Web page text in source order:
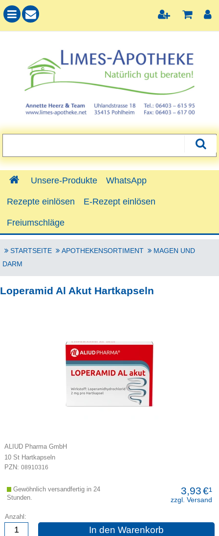
Unsere-Produkte WhatsApp
Rezepte einlösen E-Rezept einlösen
Freiumschläge
STARTSEITE APOTHEKENSORTIMENT
MAGEN UND
DARM
Loperamid Al Akut Hartkapseln
ALIUD Pharma GmbH
10 St Hartkapseln
PZN: 08910316
3,93€¹
zzgl. Versand
Gewöhnlich versandfertig in 24
Stunden.
Anzahl:
In den Warenkorb